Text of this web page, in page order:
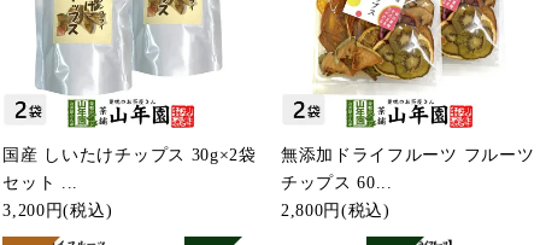
国産 しいたけチップス 30g×2袋
セット ...
3,200円(税込)
無添加ドライフルーツ フルーツ
チップス 60...
2,800円(税込)